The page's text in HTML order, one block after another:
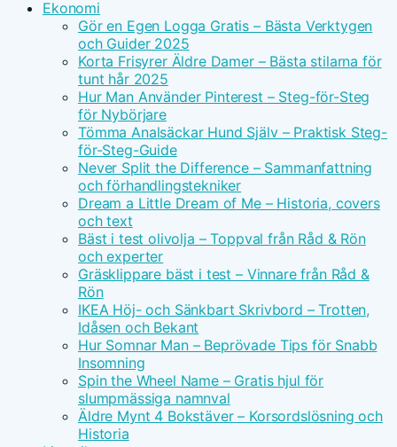
Ekonomi
Gör en Egen Logga Gratis – Bästa Verktygen
och Guider 2025
Korta Frisyrer Äldre Damer – Bästa stilarna för
tunt hår 2025
Hur Man Använder Pinterest – Steg-för-Steg
för Nybörjare
Tömma Analsäckar Hund Själv – Praktisk Steg-
för-Steg-Guide
Never Split the Difference – Sammanfattning
och förhandlingstekniker
Dream a Little Dream of Me – Historia, covers
och text
Bäst i test olivolja – Toppval från Råd & Rön
och experter
Gräsklippare bäst i test – Vinnare från Råd &
Rön
IKEA Höj- och Sänkbart Skrivbord – Trotten,
Idåsen och Bekant
Hur Somnar Man – Beprövade Tips för Snabb
Insomning
Spin the Wheel Name – Gratis hjul för
slumpmässiga namnval
Äldre Mynt 4 Bokstäver – Korsordslösning och
Historia